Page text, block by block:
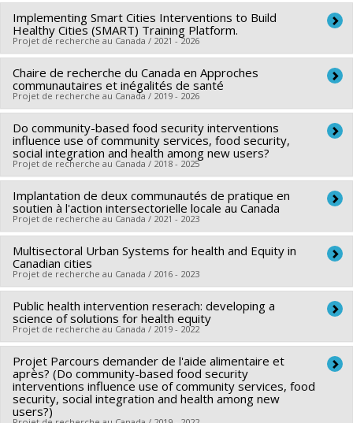
Québec - Santé (FRSQ)
Programmes de subvention :PVXXXXXX-Subvention de
centres de recherche
Chercheur principal : Rosanne Blanchet
Co-chercheurs : Louise Potvin,Benoît Lamarche
Hammond,Lana Vanderlee,Dana Olstad,Tanvir
Chowdhury,Kim Raine
Sources de financement :IRSC/Instituts de recherche en
santé du Canada
Programmes de subvention :PVXXXXXX-Subvention de
fonctionnement (COVID-19)
Implementing Smart Cities Interventions to Build
Healthy Cities (SMART) Training Platform.
Projet de recherche au Canada / 2021 - 2026
Chercheur principal : David Ma
Co-chercheurs : Louise Potvin,Jian-Yun Nie
Sources de financement :IRSC/Instituts de recherche en
santé du Canada
Programmes de subvention :PVXXXXXX-Subvention de
formation
Chaire de recherche du Canada en Approches
communautaires et inégalités de santé
Projet de recherche au Canada / 2019 - 2026
Chercheur principal : Louise Potvin
Sources de financement :SPIIE/Secrétariat des
programmes interorganismes à l’intention des
établissements
Programmes de subvention :PVX50399-Chaires de
recherche du Canada
Do community-based food security interventions
influence use of community services, food security,
social integration and health among new users?
Projet de recherche au Canada / 2018 - 2025
Chercheur principal : Louise Potvin
Co-chercheurs : Jennifer O'Loughlin,Geneviève Mercille
Marie-Pierre Sylvestre,Rosanne Blanchet,Mylene Riva,
Jenny Carabali Mosquera
Sources de financement :IRSC/Instituts de recherche en
santé du Canada
Programmes de subvention :PVXXXXXX-(PJT) Subvention
Projet
Implantation de deux communautés de pratique en
soutien à l'action intersectorielle locale au Canada
Projet de recherche au Canada / 2021 - 2023
Chercheur principal : Angèle Bilodeau
Co-chercheurs : Louise Potvin,André-Anne Parent
Sources de financement :CRSH/Conseil de recherches en
sciences humaines du Canada
Programmes de subvention :PV152160-Subvention
Connexion
Multisectoral Urban Systems for health and Equity in
Canadian cities
Projet de recherche au Canada / 2016 - 2023
Chercheur principal : Lise Gauvin
Co-chercheurs : Louise Potvin,Marie-France Raynault
Angèle Bilodeau,Mélanie Henderson,Michèle Stanton-Jean
,Carole Lévesque,Tracie Ann Barnett,Nazeem
MUHAJARINE ,Daniel Fuller ,Meghan Winters,Isabelle
Laurin,Patrick Morency,Rachel Engler-Stringer,
Public health intervention reserach: developing a
science of solutions for health equity
Projet de recherche au Canada / 2019 - 2022
Chercheur principal : Louise Potvin
Sources de financement :IRSC/Instituts de recherche en
santé du Canada
Projet Parcours demander de l'aide alimentaire et
après? (Do community-based food security
interventions influence use of community services, food
security, social integration and health among new
users?)